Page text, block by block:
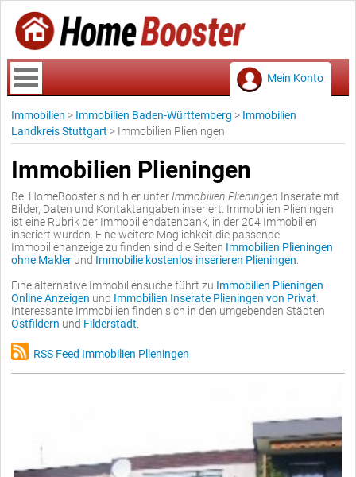
Mein Konto
Immobilien > Immobilien Baden-Württemberg > Immobilien
Landkreis Stuttgart > Immobilien Plieningen
Immobilien Plieningen
Bei HomeBooster sind hier unter Immobilien Plieningen Inserate mit
Bilder, Daten und Kontaktangaben inseriert. Immobilien Plieningen
ist eine Rubrik der Immobiliendatenbank, in der 204 Immobilien
inseriert wurden. Eine weitere Möglichkeit die passende
Immobilienanzeige zu finden sind die Seiten Immobilien Plieningen
ohne Makler und Immobilie kostenlos inserieren Plieningen
Eine alternative Immobiliensuche führt zu Immobilien Plieningen
Online Anzeigen und Immobilien Inserate Plieningen von Privat
Interessante Immobilien finden sich in den umgebenden Städten
Ostfildern und Filderstadt
RSS Feed Immobilien Plieningen